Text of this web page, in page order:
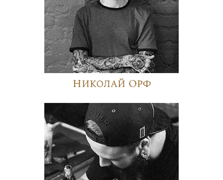
Николай Орф